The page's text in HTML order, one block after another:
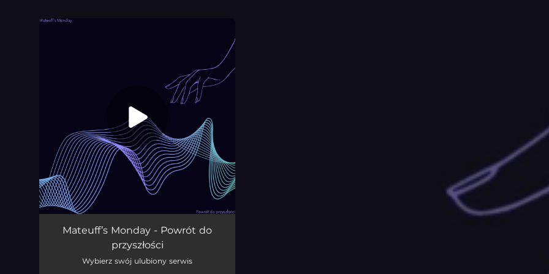
Powrót Do Przyszłości 03:31
Mateuff’s Monday - Powrót do
przyszłości
Wybierz swój ulubiony serwis